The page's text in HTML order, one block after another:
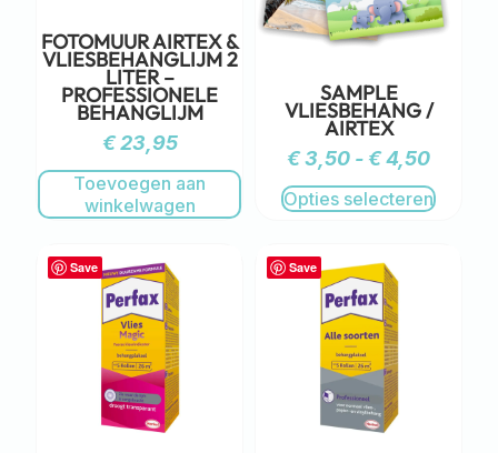
FOTOMUUR AIRTEX &
VLIESBEHANGLIJM 2
LITER –
PROFESSIONELE
BEHANGLIJM
€23,95
Toevoegen aan
winkelwagen
SAMPLE
VLIESBEHANG /
AIRTEX
€3,50 - €4,50
Opties selecteren
Save Save